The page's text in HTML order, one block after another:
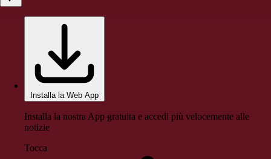
Installa la Web App
Installa la nostra App gratuita e accedi più velocemente alle
notizie
Tocca